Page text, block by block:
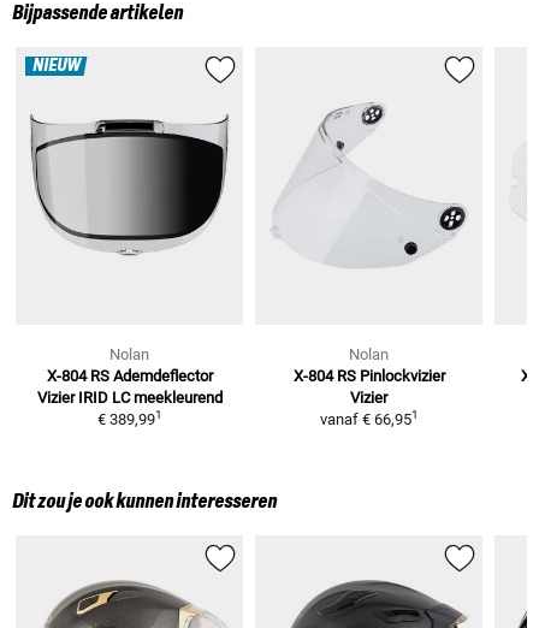
Bijpassende artikelen
NIEUW
Nolan
X-804 RS Ademdeflector
Vizier IRID LC meekleurend
€ 389,991
Nolan
X-804 RS Pinlockvizier
Vizier
vanaf € 66,951
X-
Dit zou je ook kunnen interesseren